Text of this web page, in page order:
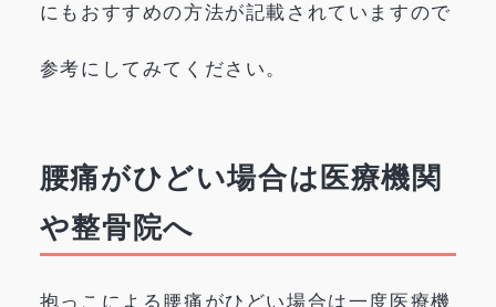
にもおすすめの方法が記載されていますので
参考にしてみてください。
腰痛がひどい場合は医療機関
や整骨院へ
抱っこによる腰痛がひどい場合は一度医療機